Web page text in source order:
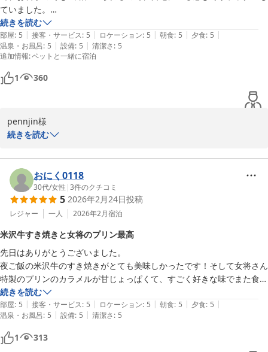
また、今回はお部屋のこたつでゆっくりと米沢牛のすき焼きをお楽
しみいただけたとのこと、冬の温泉宿らしい団らんのひとときをお
手伝いできたのであれば幸いです。何より、私共スタッフとの会話
も旅の楽しみの一つに加えてくださり、本当にありがとうございま
す。回数を重ねるごとにお客様やワンちゃんたちとの距離が縮まっ
これからも、ワンちゃん連れのご家族にとって実家のような安心感
を感じていただける宿であり続けられるよう、心を込めてお迎えし
てまいります。
りお待ち申し上げております。ありがとうございました！
小野川温泉 名湯の宿 吾妻荘
2026-04-11
ていました。
お部屋に温泉がついているので、私達は温泉三昧でした。お湯も源泉掛
け流しで気持ちよかったです。夕食も朝食も洗練されていて最高に美味
しかったです。施設は古いのですが、きれいにしているので気になりま
せん。
今回で3回目の宿泊ですが、わんこ連れには、ここ以上に快適でお得な
宿はないと思います。また来ます！
続きを読む
部屋: 5 | 接客・サービス: 5 | ロケーション: 5 | 朝食: 5 | 夕食: 5 |
温泉・お風呂: 5 | 設備: 5 | 清潔さ: 5
追加情報:ペットと一緒に宿泊
1 360
pennjin様
この度は小野川温泉 吾妻荘にご宿泊いただき、誠にありがとうござ
今回で3回目のご宿泊とのこと、いつも当館をご愛顧いただき心よ
り感謝申し上げます。何度も足を運んでくださるリピーター様から
「ここ以上に快適でお得な宿はない」という、これ以上ないほど光
栄なお言葉をいただき、スタッフ一同大変感激しております。
大切なワンちゃんと片時も離れることなく、館内やお食事の際もご
一緒にお過ごしいただけたことで、まるでご自宅のようにリラック
スしていただけたご様子を伺い、私共も大変嬉しく存じます。ワン
ちゃんにとっても、大好きなご家族とずっと一緒にいられる時間
は、何よりの安心感に繋がったのではないでしょうか。
また、お部屋の源泉掛け流し温泉での温泉三昧や、お食事について
も洗練されていて最高とのお褒めをいただき、調理スタッフも大き
な励みを頂戴いたしました。建物自体の古さは否めませんが、お客
続きを読む
おにく0118
30代/女性 |3件のクチコミ
5 2026年2月24日投稿
レジャー 一人 2026年2月宿泊
米沢牛すき焼きと女将のプリン最高
先日はありがとうございました。
夜ご飯の米沢牛のすき焼きがとても美味しかったです！そして女将さん
特製のプリンのカラメルが甘じょっぱくて、すごく好きな味でまた食べ
たいなと思いました。
温泉もとても心地よかったです！
素敵な時間をありがとうございました。
続きを読む
部屋: 5 | 接客・サービス: 5 | ロケーション: 5 | 朝食: 5 | 夕食: 5 |
温泉・お風呂: 5 | 設備: 5 | 清潔さ: 5
1 313